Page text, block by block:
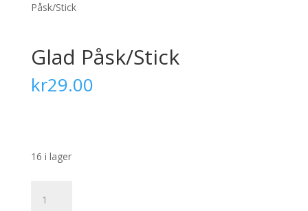
Påsk/Stick
Glad Påsk/Stick
kr29.00
16 i lager
Påsk/Stick